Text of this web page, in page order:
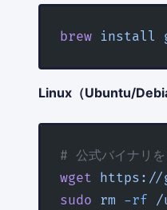
brew install
Linux（Ubuntu/
# 公式バイナリを
wget https://
sudo rm -rf /